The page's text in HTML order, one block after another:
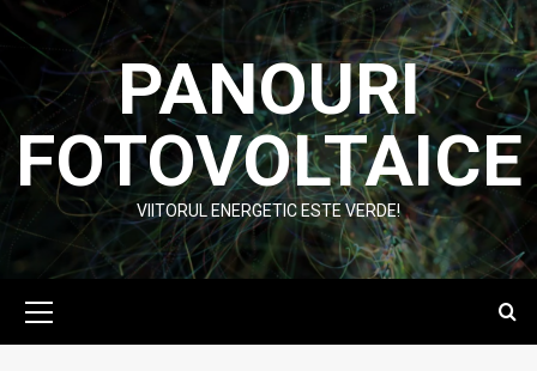
Skip
to
content
PANOURI
FOTOVOLTAICE
VIITORUL ENERGETIC ESTE VERDE!
Menu